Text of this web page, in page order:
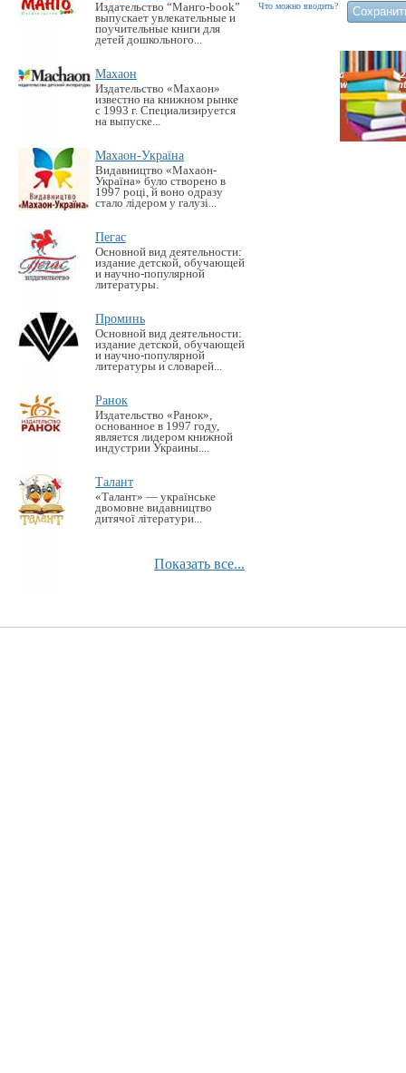
Издательство “Манго-book”
выпускает увлекательные и
поучительные книги для
детей дошкольного...
Махаон
Издательство «Махаон»
известно на книжном рынке
с 1993 г. Специализируется
на выпуске...
Махаон-Україна
Видавництво «Махаон-
Україна» було створено в
1997 році, й воно одразу
стало лідером у галузі...
Пегас
Основной вид деятельности:
издание детской, обучающей
и научно-популярной
литературы.
Проминь
Основной вид деятельности:
издание детской, обучающей
и научно-популярной
литературы и словарей...
Ранок
Издательство «Ранок»,
основанное в 1997 году,
является лидером книжной
индустрии Украины....
Талант
«Талант» — українське
двомовне видавництво
дитячої літератури...
Показать все...
Что можно вводить?